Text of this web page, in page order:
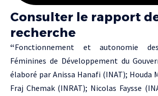
Consulter le rapport
recherche
“Fonctionnement et autonomie
Féminines de Développement du
élaboré par Anissa Hanafi (INAT); Houda
Fraj Chemak (INRAT); Nicolas Faysse